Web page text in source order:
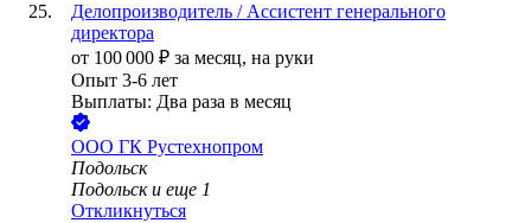
Делопроизводитель / Ассистент генерального
директора
от 100 000 ₽ за месяц, на руки
Опыт 3-6 лет
Выплаты: Два раза в месяц
ООО ГК Рустехнопром
Подольск
Подольск и еще 1
Откликнуться